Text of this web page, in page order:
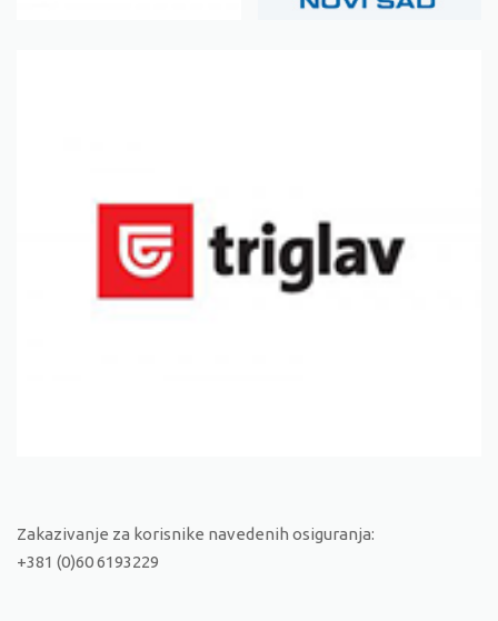
Zakazivanje za korisnike navedenih osiguranja:
+381 (0)60 6193229